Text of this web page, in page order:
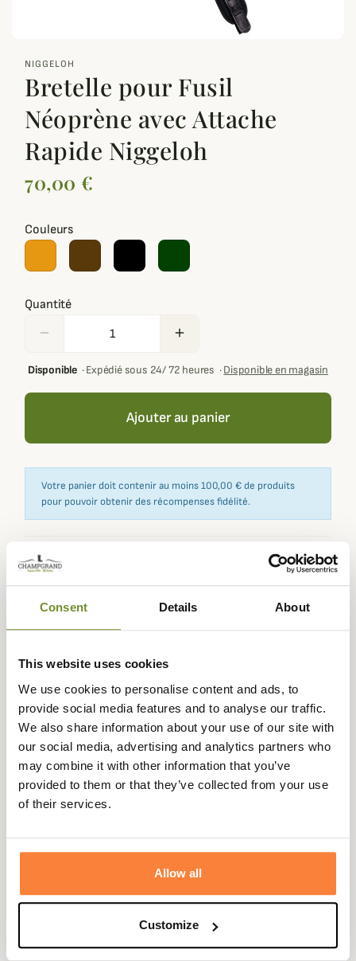
Consent Details About
This website uses cookies
We use cookies to personalise content and ads, to
provide social media features and to analyse our traffic.
We also share information about your use of our site with
our social media, advertising and analytics partners who
may combine it with other information that you’ve
provided to them or that they’ve collected from your use
of their services.
Allow all
Customize
NIGGELOH
Bretelle pour Fusil
Néoprène avec Attache
Rapide Niggeloh
70,00 €
Couleurs
Quantité
remove add
Disponible·Expédié sous 24/ 72 heures ·Disponible en magasin
Ajouter au panier
Votre panier doit contenir au moins 100,00 € de produits
pour pouvoir obtenir des récompenses fidélité.
Expédié dans
la journée
Échange ou
retour sous
Paiement
sécurisé
Paiement en
3 fois dès 100
Description
Niggeloh vous propose cette bretelle en doublure
néoprène confortable pour fusil.
A la différence de
place facile rapide grâce à son attache rapide.
Disponible dans 4 coloris, cette bretelle pour fusil avec
extrêmement confortable en raison de son épaisse
doublure en néoprène.
Très souple, cette bretelle est tout autant silencieuse et